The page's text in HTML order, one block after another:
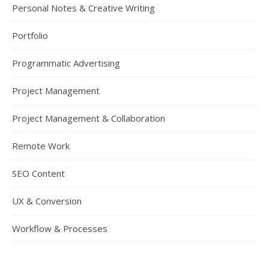
Personal Notes & Creative Writing
Portfolio
Programmatic Advertising
Project Management
Project Management & Collaboration
Remote Work
SEO Content
UX & Conversion
Workflow & Processes